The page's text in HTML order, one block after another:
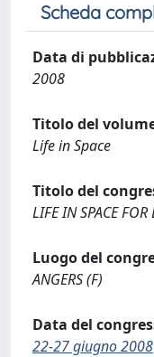
Scheda
Data di
2008
Titolo del
Life in Space
Titolo del
LIFE IN SPACE
Luogo del
ANGERS (F)
Data del
22-27 giugno 2008